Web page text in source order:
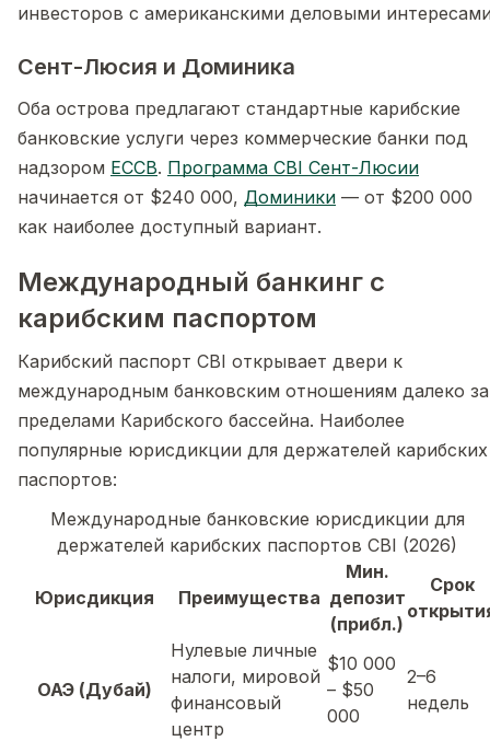
инвесторов с американскими деловыми
Сент-Люсия и Доминика
Оба острова предлагают стандартные карибские
банковские услуги через коммерческие банки под
надзором ECCB. Программа CBI Сент-Люсии
начинается от $240 000, Доминики — от $200 000
как наиболее доступный вариант.
Международный банкинг с
карибским паспортом
Карибский паспорт CBI открывает двери к
международным банковским отношениям далеко за
пределами Карибского бассейна. Наиболее
популярные юрисдикции для держателей карибских
паспортов:
Международные банковские юрисдикции для
держателей карибских паспортов CBI (2026)
Юрисдикция Преимущества
Мин.
депозит
(прибл.)
Срок
ОАЭ (Дубай)
Нулевые личные
налоги, мировой
финансовый
центр
$10 000
– $50
000
2–6
недель